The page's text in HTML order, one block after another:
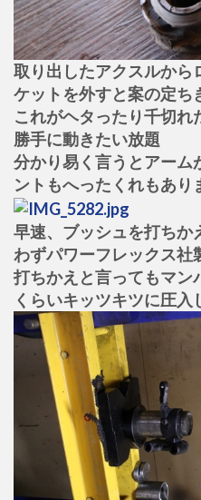
取り出したアクスルから
ケットを外すと案の定ち
これがヘタったり千切れ
勝手に動きたい放題
分かり易く言うとアーム
ントもへったくれもあり
早速、ブッシュを打ちか
わずパワーフレックス社
打ちかえと言ってもマン
くらいキッツキツに圧入